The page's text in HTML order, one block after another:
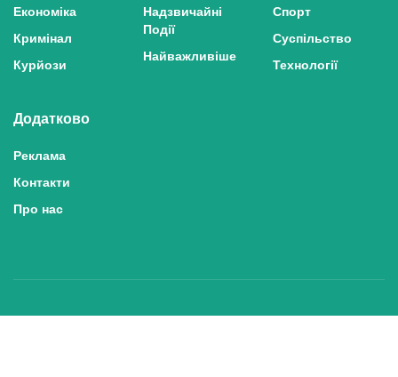
Економіка
Кримінал
Курйози
Надзвичайні
Події
Найважливіше
Спорт
Суспільство
Технології
Додатково
Реклама
Контакти
Про нас
Політика конфіденційності та захисту персональних даних